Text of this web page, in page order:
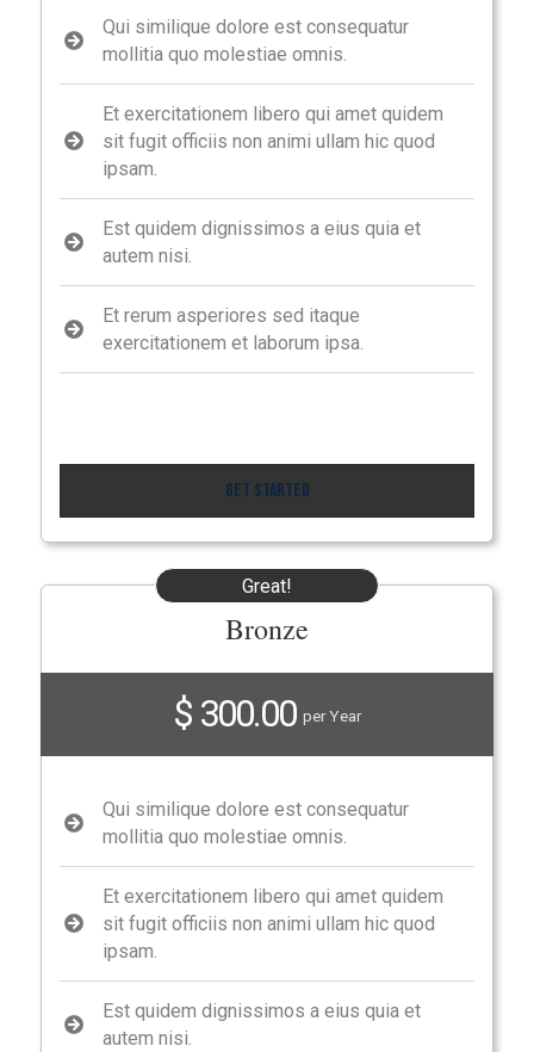
Qui similique dolore est consequatur
mollitia quo molestiae omnis.
Et exercitationem libero qui amet quidem
sit fugit officiis non animi ullam hic quod
ipsam.
Est quidem dignissimos a eius quia et
autem nisi.
Et rerum asperiores sed itaque
exercitationem et laborum ipsa.
Get Started
Great!
Bronze
$ 300.00 per Year
Qui similique dolore est consequatur
mollitia quo molestiae omnis.
Et exercitationem libero qui amet quidem
sit fugit officiis non animi ullam hic quod
ipsam.
Est quidem dignissimos a eius quia et
autem nisi.